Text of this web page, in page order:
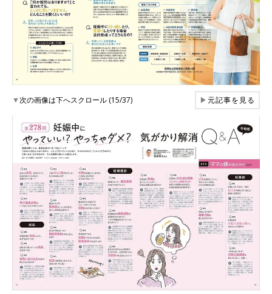
▼次の画像は下へスクロール (15/37) ▶元記事を見る